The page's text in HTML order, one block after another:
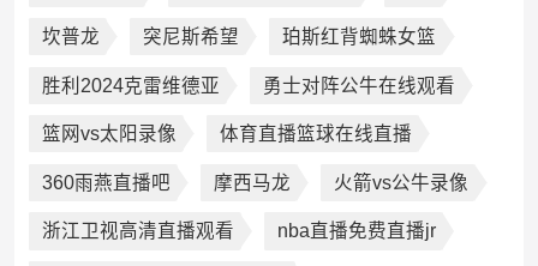
坎普龙 突尼斯希望 珀斯红背蜘蛛女篮
胜利2024克雷维德亚 勇士对阵公牛在线观看
篮网vs太阳录像 体育直播篮球在线直播
360雨燕直播吧 摩西马龙 火箭vs公牛录像
浙江卫视高清直播观看 nba直播免费直播jr